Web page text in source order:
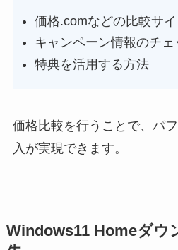
価格.comなどの比較サイ
キャンペーン情報のチェ
特典を活用する方法
価格比較を行うことで、パ
入が実現できます。
Windows11 Homeダウ